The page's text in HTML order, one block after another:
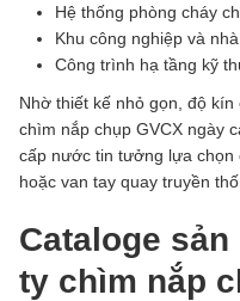
Hệ thống phòng cháy
Khu công nghiệp và
Công trình hạ tầng kỹ
Nhờ thiết kế nhỏ gọn, độ
chìm nắp chụp GVCX ngày
cấp nước tin tưởng lựa chọn
hoặc van tay quay truyền
Cataloge
ty chìm nắp